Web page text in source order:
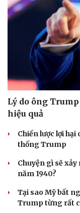
Lý do ông
hiệu quả
Chiến lược lợi
thống Trump
Chuyện gì sẽ
năm 1940?
Tại sao Mỹ bất
Trump từng rất